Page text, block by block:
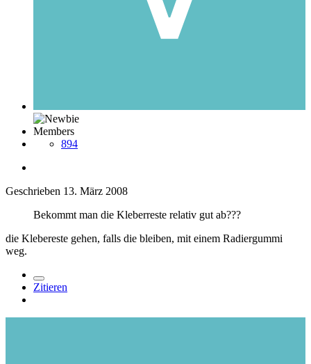
Members
894
Geschrieben 13. März 2008
Bekommt man die Kleberreste relativ gut ab???
die Klebereste gehen, falls die bleiben, mit einem Radiergummi
weg.
Zitieren